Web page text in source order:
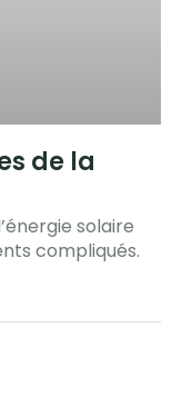
de la
solaire
compliqués.